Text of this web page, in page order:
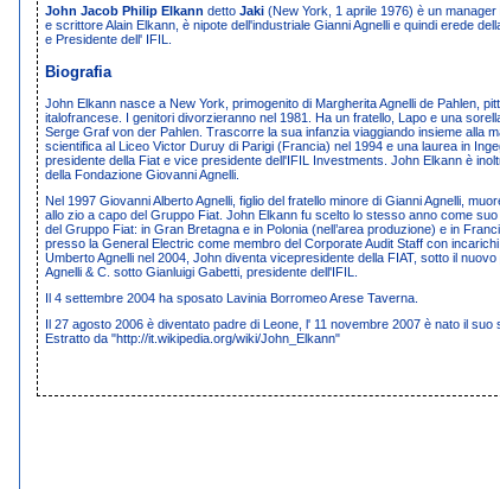
John Jacob Philip Elkann detto Jaki (New York 1 aprile 1976) è un manager
e scrittoreAlain Elkann , è nipote dell'industriale Gianni Agnelli e quindi erede
e Presidente dell' IFIL
Biografia
John Elkann nasce a New York , primogenito di Margherita Agnelli de Pahlen,
italofrancese. I genitori divorzieranno nel 1981. Ha un fratello,
Lapo e una
Serge Graf von der Pahlen. Trascorre la sua infanzia viaggiando insieme alla
scientifica al Liceo Victor Duruy di Parigi (Francia) nel 1994 e una laurea in
presidente della Fiat e vice presidente dell'IFIL Investments. John Elkann è
della Fondazione Giovanni Agnelli
Nel 1997 Giovanni Alberto Agnelli , figlio del fratello minore di Gianni Agnelli ,
allo zio a capo del Gruppo Fiat . John Elkann fu scelto lo stesso anno come
del Gruppo Fiat: in Gran Bretagna e in Polonia (nell’area produzione) e in
presso la General Electric come membro del Corporate Audit Staff con
Umberto Agnelli nel 2004, John diventa vicepresidente della FIAT, sotto il
Agnelli & C. sotto Gianluigi Gabetti , presidente dell' IFIL
4 settembre 2004 ha sposato Lavinia Borromeo Arese Taverna
27 agosto 2006 è diventato padre di Leone, l' 11 novembre 2007 è nato il suo
Estratto da "http://it.wikipedia.org/wiki/John_Elkann"